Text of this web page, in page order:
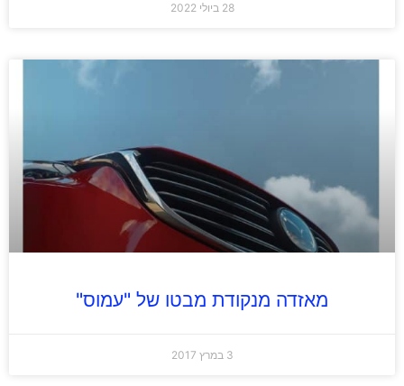
28 ביולי 2022
מאזדה מנקודת מבטו של "עמוס"
3 במרץ 2017